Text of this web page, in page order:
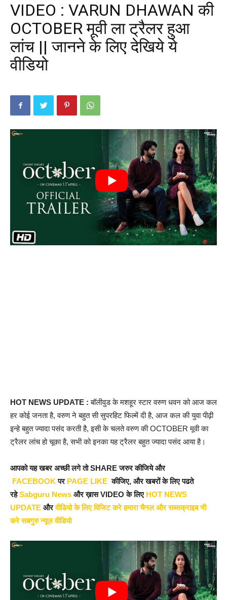
VIDEO : VARUN DHAWAN की
OCTOBER मूवी ला ट्रैलर हुआ
लांच || जानने के लिए देखिये ये
वीडियो
HOT NEWS UPDATE :बॉलीवुड के मशहूर स्टार वरुण धवन को आज कल
हर कोई जनता है, वरुण ने बहुत सी सुपरहिट फिल्में दी है, आज कल की युवा पीढ़ी
इन्हे बहुत ज्यादा पसंद करती है, इसी के चलते वरुण की OCTOBER मूवी का
ट्रैलर लांच हो चूका है, सभी को इनका यह ट्रैलर बहुत ज्यादा पसंद आया है।
आपको यह खबर अच्छी लगे तो SHARE जरुर कीजिये और
FACEBOOKपर PAGE LIKE कीजिए, और खबरों के लिए पढते
रहेSabguru News और ख़ास VIDEO के लिए HOT NEWS
UPDATE औरवीडियो के लिए विजिट करे हमारा चैनल और सब्सक्राइब भी
करे सबगुरु न्यूज़ वीडियो